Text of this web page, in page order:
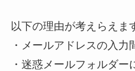
以下の理由が考えらえま
・メールアドレスの入力
・迷惑メールフォルダー